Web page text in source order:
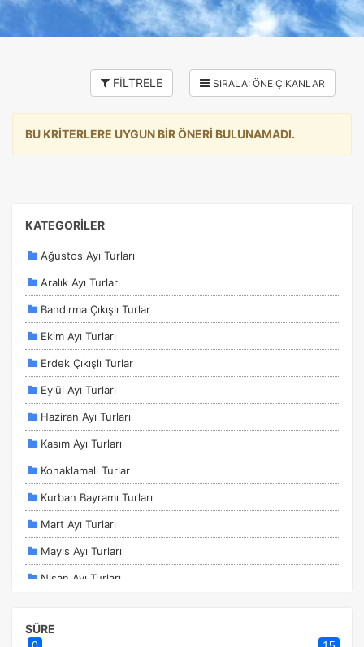
Çerez tercihlerinizi
FİLTRELE
BU KRİTERLERE UYGUN BİR ÖNERİ BULUNAMADI.
KATEGORİLER
Ağustos Ayı Turları
Aralık Ayı Turları
Bandırma Çıkışlı Turlar
Ekim Ayı Turları
Erdek Çıkışlı Turlar
Eylül Ayı Turları
Haziran Ayı Turları
Kasım Ayı Turları
Konaklamalı Turlar
Kurban Bayramı Turları
Mart Ayı Turları
Mayıs Ayı Turları
Nisan Ayı Turları
Sömestir Turları
SÜRE